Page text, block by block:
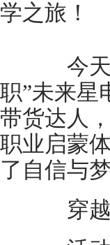
学之旅！
今天
职”未来星
带货达人
职业启蒙
了自信与
穿越“